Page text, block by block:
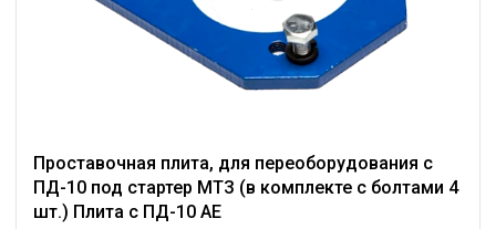
Проставочная плита, для переоборудования с
ПД-10 под стартер МТЗ (в комплекте с болтами 4
шт.) Плита с ПД-10 АЕ